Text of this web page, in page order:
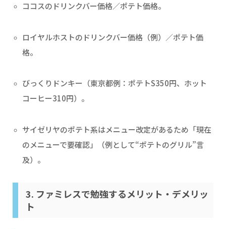
ココスのドリンクバー価格／ポテト価格。
ロイヤルホストのドリンクバー価格（例）／ポテト価
格。
びっくりドンキー（東京都例：ポテトS350円、ホット
コーヒー310円）。
サイゼリヤのポテト系はメニュー改定があるため「現在
のメニューで要確認」（例として“ポテトのグリル”言
及）。
3. ファミレスで勉強するメリット・デメリッ
ト